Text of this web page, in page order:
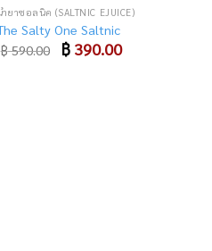
ยาซอลนิค (SALTNIC EJUICE)
Salty One Saltnic
฿590.00 Original
price
฿390.00Current
price